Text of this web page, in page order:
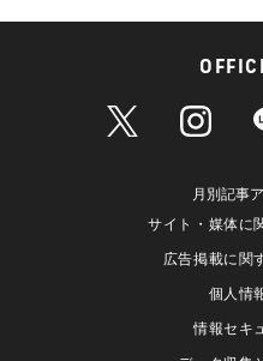
月別記事
サイト・媒体に
広告掲載に関
個人情
情報セキ